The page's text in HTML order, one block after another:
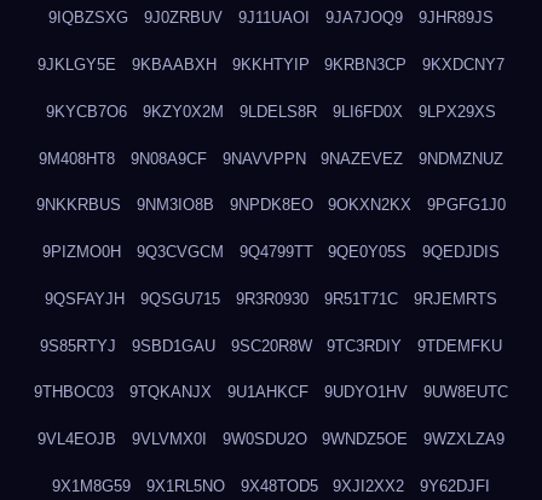
9IQBZSXG 9J0ZRBUV 9J11UAOI 9JA7JOQ9 9JHR89JS
9JKLGY5E 9KBAABXH 9KKHTYIP 9KRBN3CP 9KXDCNY7
9KYCB7O6 9KZY0X2M 9LDELS8R 9LI6FD0X 9LPX29XS
9M408HT8 9N08A9CF 9NAVVPPN 9NAZEVEZ 9NDMZNUZ
9NKKRBUS 9NM3IO8B 9NPDK8EO 9OKXN2KX 9PGFG1J0
9PIZMO0H 9Q3CVGCM 9Q4799TT 9QE0Y05S 9QEDJDIS
9QSFAYJH 9QSGU715 9R3R0930 9R51T71C 9RJEMRTS
9S85RTYJ 9SBD1GAU 9SC20R8W 9TC3RDIY 9TDEMFKU
9THBOC03 9TQKANJX 9U1AHKCF 9UDYO1HV 9UW8EUTC
9VL4EOJB 9VLVMX0I 9W0SDU2O 9WNDZ5OE 9WZXLZA9
9X1M8G59 9X1RL5NO 9X48TOD5 9XJI2XX2 9Y62DJFI